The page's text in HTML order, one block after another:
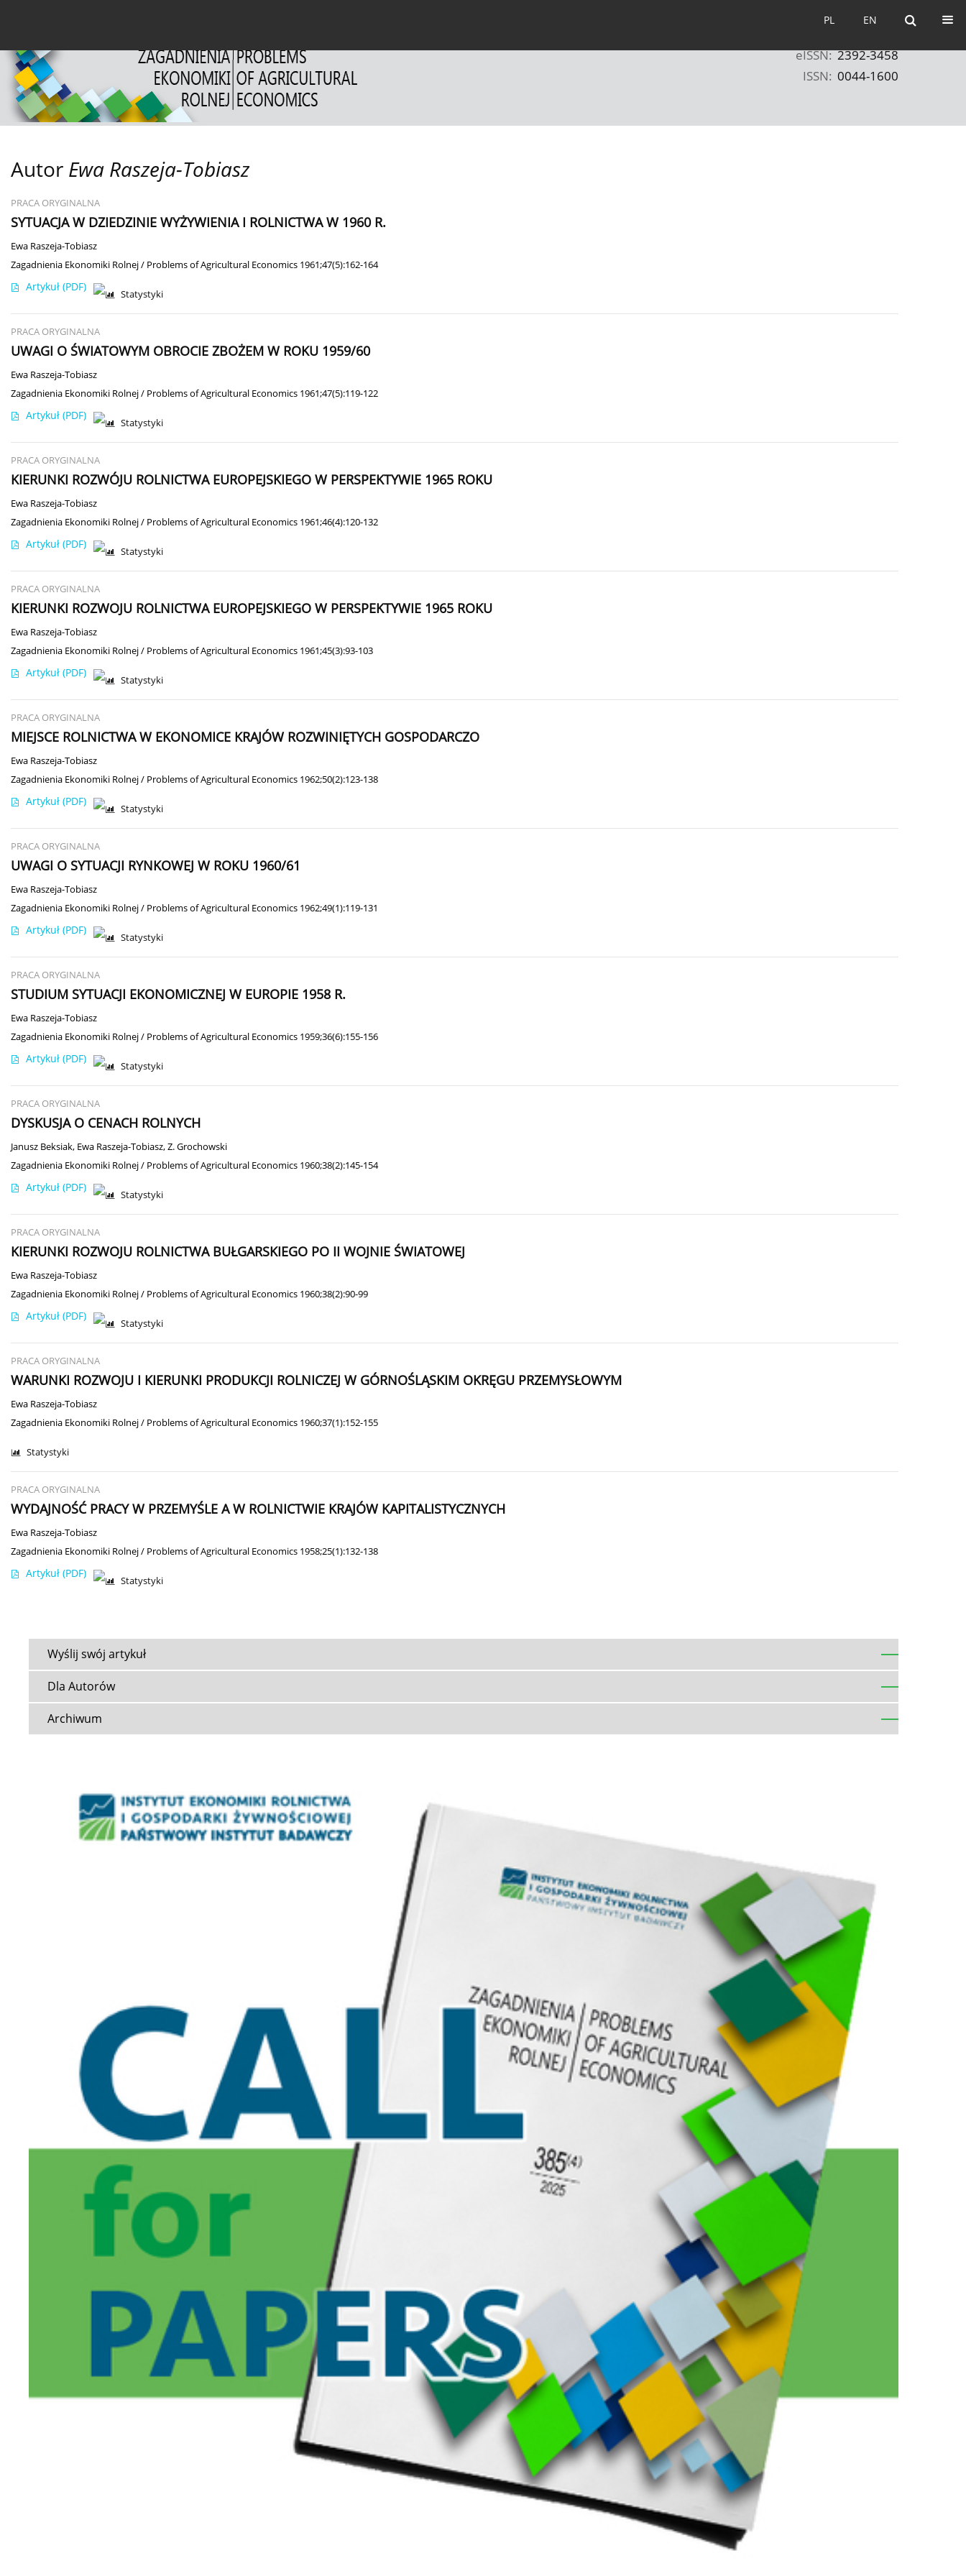
EN
PL EN
PL
eISSN: 2392-3458
ISSN: 0044-1600
Autor Ewa Raszeja-Tobiasz
PRACA ORYGINALNA
SYTUACJA W DZIEDZINIE WYŻYWIENIA I ROLNICTWA W 1960 R.
Ewa Raszeja-Tobiasz
Zagadnienia Ekonomiki Rolnej / Problems of Agricultural Economics 1961;47(5):162-164
Artykuł (PDF)
Statystyki
PRACA ORYGINALNA
UWAGI O ŚWIATOWYM OBROCIE ZBOŻEM W ROKU 1959/60
Ewa Raszeja-Tobiasz
Zagadnienia Ekonomiki Rolnej / Problems of Agricultural Economics 1961;47(5):119-122
Artykuł (PDF)
Statystyki
PRACA ORYGINALNA
KIERUNKI ROZWÓJU ROLNICTWA EUROPEJSKIEGO W PERSPEKTYWIE 1965 ROKU
Ewa Raszeja-Tobiasz
Zagadnienia Ekonomiki Rolnej / Problems of Agricultural Economics 1961;46(4):120-132
Artykuł (PDF)
Statystyki
PRACA ORYGINALNA
KIERUNKI ROZWOJU ROLNICTWA EUROPEJSKIEGO W PERSPEKTYWIE 1965 ROKU
Ewa Raszeja-Tobiasz
Zagadnienia Ekonomiki Rolnej / Problems of Agricultural Economics 1961;45(3):93-103
Artykuł (PDF)
Statystyki
PRACA ORYGINALNA
MIEJSCE ROLNICTWA W EKONOMICE KRAJÓW ROZWINIĘTYCH GOSPODARCZO
Ewa Raszeja-Tobiasz
Zagadnienia Ekonomiki Rolnej / Problems of Agricultural Economics 1962;50(2):123-138
Artykuł (PDF)
Statystyki
PRACA ORYGINALNA
UWAGI O SYTUACJI RYNKOWEJ W ROKU 1960/61
Ewa Raszeja-Tobiasz
Zagadnienia Ekonomiki Rolnej / Problems of Agricultural Economics 1962;49(1):119-131
Artykuł (PDF)
Statystyki
PRACA ORYGINALNA
STUDIUM SYTUACJI EKONOMICZNEJ W EUROPIE 1958 R.
Ewa Raszeja-Tobiasz
Zagadnienia Ekonomiki Rolnej / Problems of Agricultural Economics 1959;36(6):155-156
Artykuł (PDF)
Statystyki
PRACA ORYGINALNA
DYSKUSJA O CENACH ROLNYCH
Janusz Beksiak, Ewa Raszeja-Tobiasz,Z. Grochowski
Zagadnienia Ekonomiki Rolnej / Problems of Agricultural Economics 1960;38(2):145-154
Artykuł (PDF)
Statystyki
PRACA ORYGINALNA
KIERUNKI ROZWOJU ROLNICTWA BUŁGARSKIEGO PO II WOJNIE ŚWIATOWEJ
Ewa Raszeja-Tobiasz
Zagadnienia Ekonomiki Rolnej / Problems of Agricultural Economics 1960;38(2):90-99
Artykuł (PDF)
Statystyki
PRACA ORYGINALNA
WARUNKI ROZWOJU I KIERUNKI PRODUKCJI ROLNICZEJ W GÓRNOŚLĄSKIM OKRĘGU PRZEMYSŁOWYM
Ewa Raszeja-Tobiasz
Zagadnienia Ekonomiki Rolnej / Problems of Agricultural Economics 1960;37(1):152-155
Statystyki
PRACA ORYGINALNA
WYDAJNOŚĆ PRACY W PRZEMYŚLE A W ROLNICTWIE KRAJÓW KAPITALISTYCZNYCH
Ewa Raszeja-Tobiasz
Zagadnienia Ekonomiki Rolnej / Problems of Agricultural Economics 1958;25(1):132-138
Artykuł (PDF)
Statystyki
Wyślij swój artykuł
Dla Autorów
Archiwum